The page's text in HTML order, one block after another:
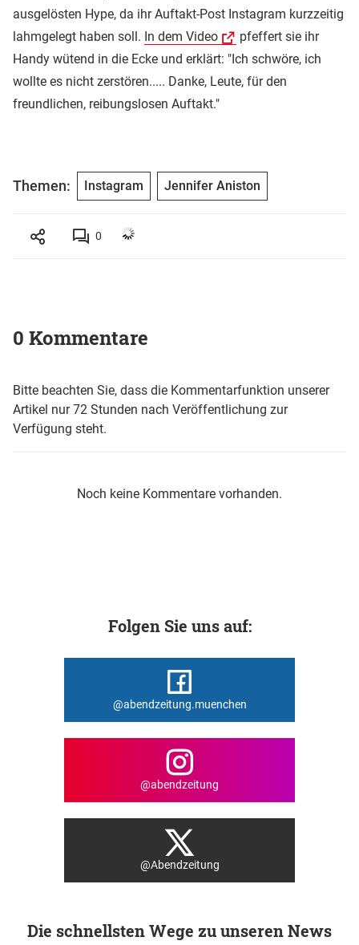
ausgelösten Hype, da ihr Auftakt-Post Instagram kurzzeitig
lahmgelegt haben soll. In dem Video
pfeffert sie ihr
Handy wütend in die Ecke und erklärt: "Ich schwöre, ich
wollte es nicht zerstören..... Danke, Leute, für den
freundlichen, reibungslosen Auftakt."
Themen: Instagram Jennifer Aniston
0
0 Kommentare
Bitte beachten Sie, dass die Kommentarfunktion unserer
Artikel nur 72 Stunden nach Veröffentlichung zur
Verfügung steht.
Noch keine Kommentare vorhanden.
Folgen Sie uns auf:
@abendzeitung.muenchen
@abendzeitung
@Abendzeitung
Die schnellsten Wege zu unseren News